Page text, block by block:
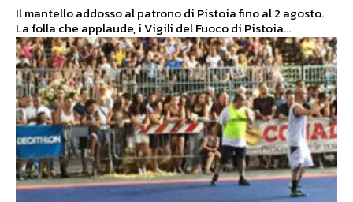
Il mantello addosso al patrono di Pistoia fino al 2 agosto.
La folla che applaude, i Vigili del Fuoco di Pistoia...